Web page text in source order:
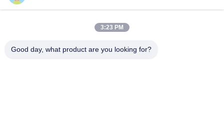
3:23 PM
Good day, what product are you looking for?